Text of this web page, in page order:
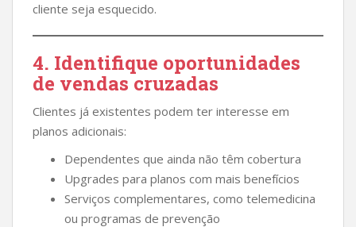
cliente seja esquecido.
4. Identifique oportunidades
de vendas cruzadas
Clientes já existentes podem ter interesse em
planos adicionais:
Dependentes que ainda não têm cobertura
Upgrades para planos com mais benefícios
Serviços complementares, como telemedicina
ou programas de prevenção